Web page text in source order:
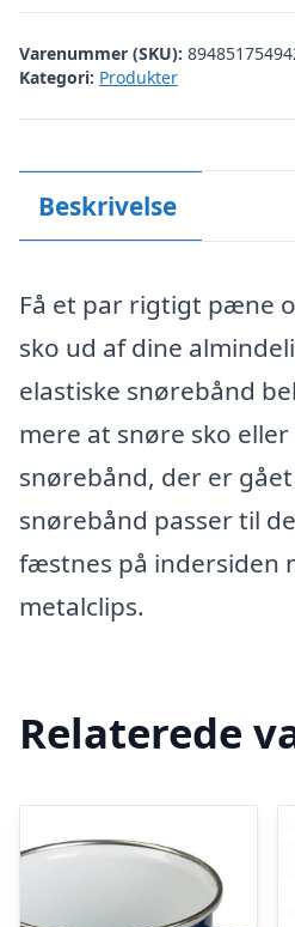
Varenummer (SKU):
Kategori: Produkter
Beskrivelse
Få et par rigtigt pæne
sko ud af dine
elastiske snørebånd
mere at snøre sko
snørebånd, der er
snørebånd passer til
fæstnes på indersiden
metalclips.
Relaterede